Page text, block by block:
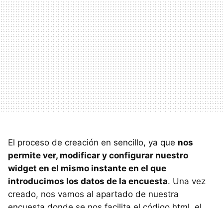
El proceso de creación en sencillo, ya que nos
permite ver, modificar y configurar nuestro
widget en el mismo instante en el que
introducimos los datos de la encuesta. Una vez
creado, nos vamos al apartado de nuestra